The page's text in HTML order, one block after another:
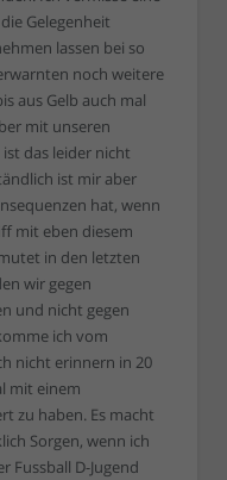
Gelegenheit
lassen bei so
noch weitere
aus Gelb auch mal
mit unseren
das leider nicht
ist mir aber
hat, wenn
mit eben diesem
in den letzten
wir gegen
und nicht gegen
ich vom
nicht erinnern in 20
mit einem
zu haben. Es macht
Sorgen, wenn ich
Fussball D-Jugend